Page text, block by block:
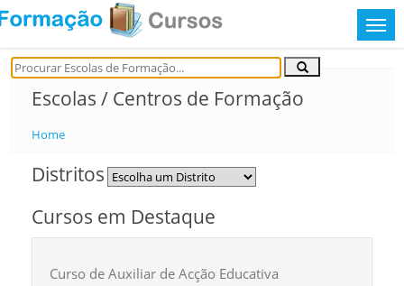
Escolas / Centros de Formação
Home
Distritos
Cursos em Destaque
Curso de Auxiliar de Acção Educativa